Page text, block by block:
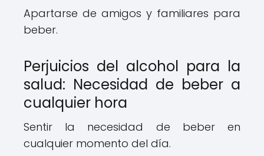
Apartarse de amigos y familiares para
beber.
Perjuicios del alcohol para la
salud: Necesidad de beber a
cualquier hora
Sentir la necesidad de beber en
cualquier momento del día.